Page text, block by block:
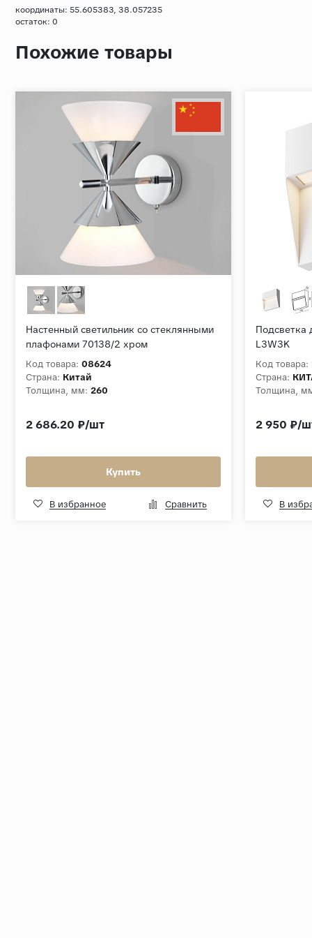
координаты: 55.605383, 38.057235
остаток: 0
Похожие товары
Настенный светильник со стеклянными
плафонами 70138/2 хром
Код товара: 08624
Страна: Китай
Толщина, мм: 260
2 686.20 ₽/шт
Купить
В избранное Сравнить
Подсветка
L3W3K
Код товара:
Страна:
Толщина,
2 950 ₽/
В